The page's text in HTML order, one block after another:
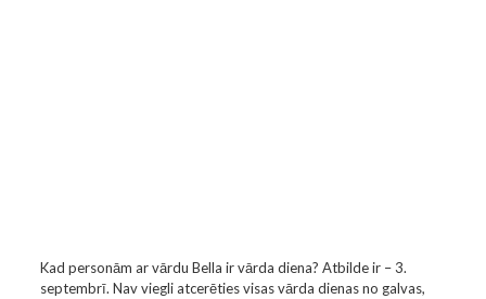
Kad personām ar vārdu Bella ir vārda diena? Atbilde ir – 3.
septembrī. Nav viegli atcerēties visas vārda dienas no galvas,